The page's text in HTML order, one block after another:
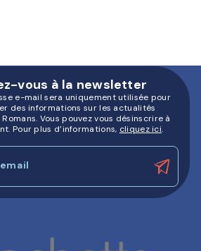
vous à la newsletter
e-mail sera uniquement utilisée pour
des informations sur les actualités
Vous pouvez vous désinscrire à
Pour plus d’informations, cliquez ici.